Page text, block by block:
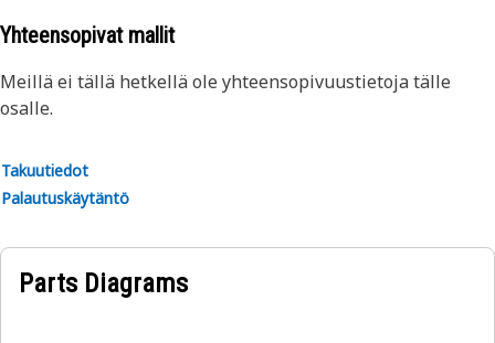
Yhteensopivat mallit
Meillä ei tällä hetkellä ole yhteensopivuustietoja tälle
osalle.
Takuutiedot
Palautuskäytäntö
Parts Diagrams